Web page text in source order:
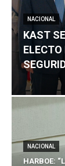
NACIONAL
KAST
NACIONAL
HARBOE: